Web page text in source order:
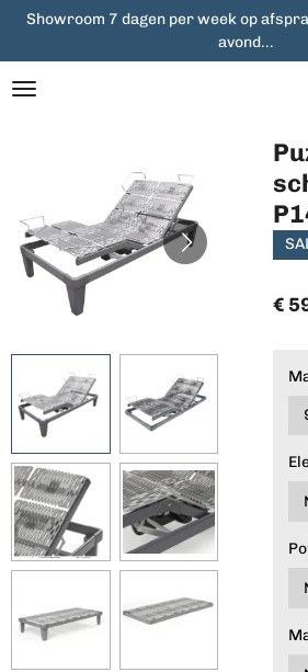
Ga
naar
de
Showroom 7 dagen per week op
avond...
€